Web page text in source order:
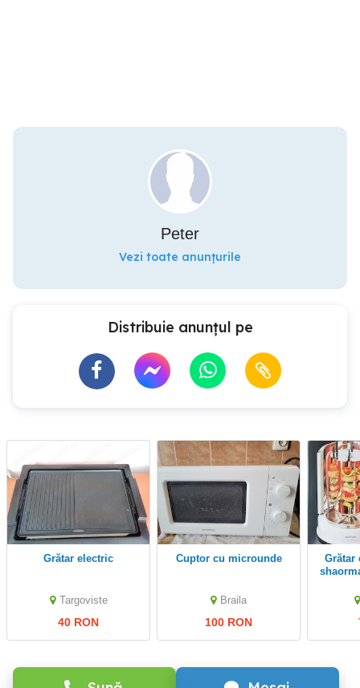
Peter
Vezi toate anunțurile
Distribuie anunțul pe
Grătar electric
Targoviste
40 RON
cuptor cu microunde
Braila
100 RON
Grătar electric frigărui